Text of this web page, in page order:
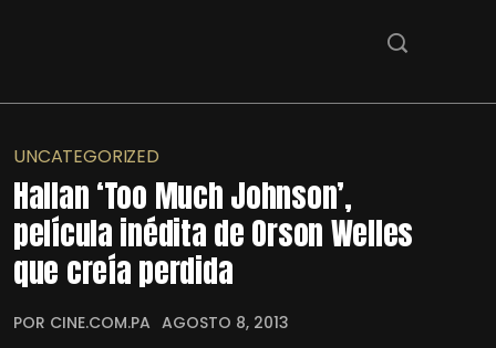
UNCATEGORIZED
Hallan ‘Too Much Johnson’,
película inédita de Orson Welles
que creía perdida
POR CINE.COM.PA AGOSTO 8, 2013